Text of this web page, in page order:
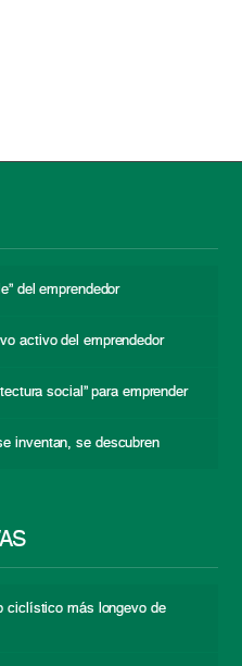
del emprendedor
activo del emprendedor
social” para emprender
inventan, se descubren
ciclístico más longevo de